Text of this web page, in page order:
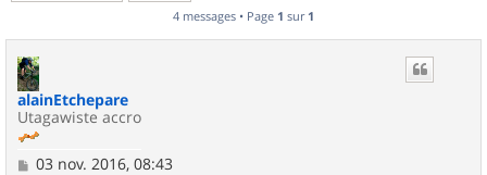
4 messages • Page 1 sur 1
alainEtchepare
Utagawiste accro
M
03 nov. 2016, 08:43